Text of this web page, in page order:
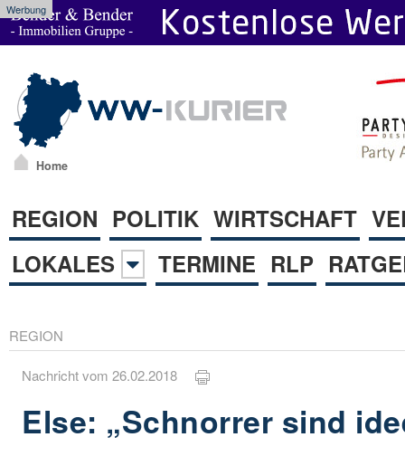
Werbung
Home
REGION POLITIK WIRTSCHAFT
LOKALES
TERMINE RLP
REGION
Nachricht vom 26.02.2018
Else: „Schnorrer sind